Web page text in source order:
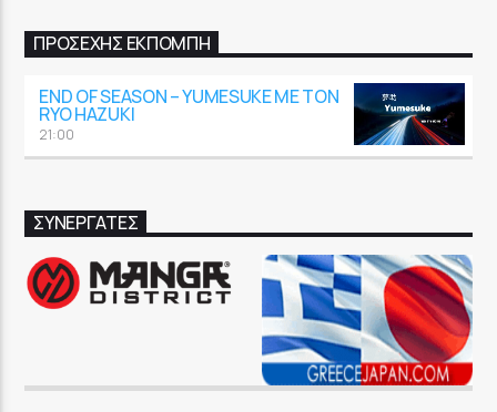
ΠΡΟΣΕΧΉΣ ΕΚΠΟΜΠΉ
END OF SEASON – YUMESUKE ΜΕ ΤΟΝ
RYO HAZUKI
21:00
ΣΥΝΕΡΓΑΤΕΣ